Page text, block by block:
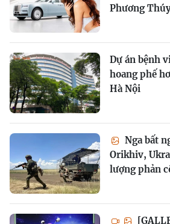
Phương
Dự án bệnh
hoang phế
Hà Nội
Nga bất
Orikhiv,
lượng phản